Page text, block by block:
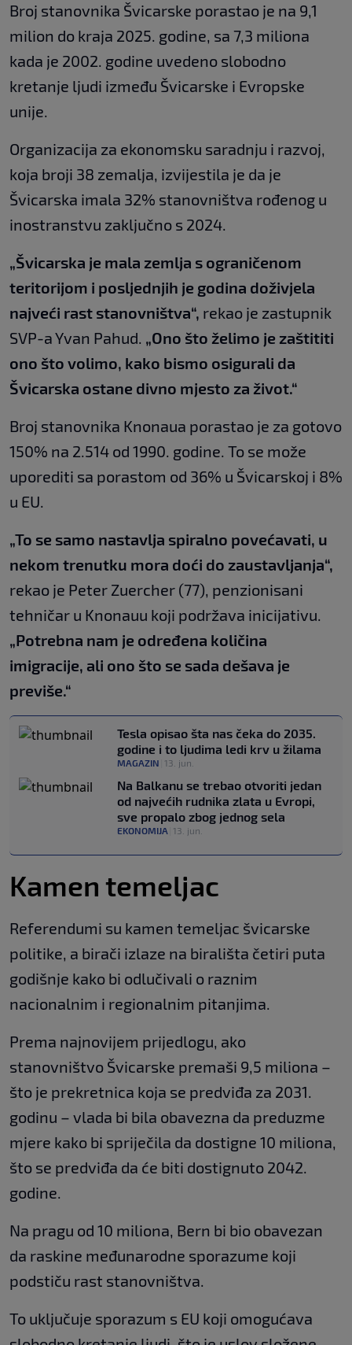
Broj stanovnika Švicarske porastao je na 9,1
milion do kraja 2025. godine, sa 7,3 miliona
kada je 2002. godine uvedeno slobodno
kretanje ljudi između Švicarske i Evropske
unije.
Organizacija za ekonomsku saradnju i razvoj,
koja broji 38 zemalja, izvijestila je da je
Švicarska imala 32% stanovništva rođenog u
inostranstvu zaključno s 2024.
„Švicarska je mala zemlja s ograničenom
teritorijom i posljednjih je godina doživjela
najveći rast stanovništva“, rekao je zastupnik
SVP-a Yvan Pahud. „Ono što želimo je zaštititi
ono što volimo, kako bismo osigurali da
Švicarska ostane divno mjesto za život.“
Broj stanovnika Knonaua porastao je za gotovo
150% na 2.514 od 1990. godine. To se može
uporediti sa porastom od 36% u Švicarskoj i 8%
u EU.
„To se samo nastavlja spiralno povećavati, u
nekom trenutku mora doći do zaustavljanja“,
rekao je Peter Zuercher (77), penzionisani
tehničar u Knonauu koji podržava inicijativu.
„Potrebna nam je određena količina
imigracije, ali ono što se sada dešava je
previše.“
Tesla opisao šta nas čeka do 2035.
godine i to ljudima ledi krv u žilama
MAGAZIN 13. jun.
Na Balkanu se trebao otvoriti jedan
od najvećih rudnika zlata u Evropi,
sve propalo zbog jednog sela
EKONOMIJA 13. jun.
Kamen temeljac
Referendumi su kamen temeljac švicarske
politike, a birači izlaze na birališta četiri puta
godišnje kako bi odlučivali o raznim
nacionalnim i regionalnim pitanjima.
Prema najnovijem prijedlogu, ako
stanovništvo Švicarske premaši 9,5 miliona –
što je prekretnica koja se predviđa za 2031.
godinu – vlada bi bila obavezna da preduzme
mjere kako bi spriječila da dostigne 10 miliona,
što se predviđa da će biti dostignuto 2042.
godine.
Na pragu od 10 miliona, Bern bi bio obavezan
da raskine međunarodne sporazume koji
podstiču rast stanovništva.
To uključuje sporazum s EU koji omogućava